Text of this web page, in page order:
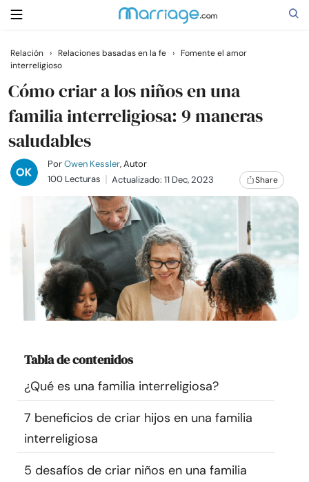
Buscar
Casarse
Relaciones
Ayuda
Cursos
Recursos
Comunidad
Encuentra un terapeuta
Idioma
Relación › Relaciones basadas en la fe ›
Fomente el amor
interreligioso
Cómo criar a los niños en una
familia interreligiosa: 9 maneras
saludables
PorOwen Kessler, Autor
100 Lecturas
Actualizado: 11 Dec, 2023 Share
Tabla de contenidos
¿Qué es una familia interreligiosa?
7 beneficios de criar hijos en una familia
interreligiosa
5 desafíos de criar niños en una familia